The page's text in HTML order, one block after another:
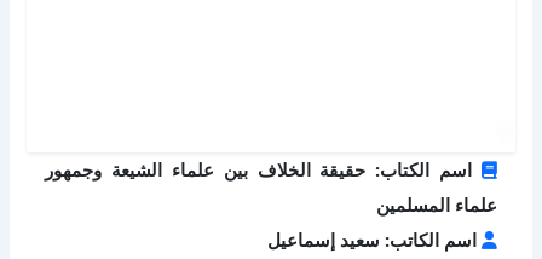
اسم الكتاب: حقيقة الخلاف بين علماء الشيعة وجمهور
علماء المسلمين
اسم الكاتب: سعيد إسماعيل